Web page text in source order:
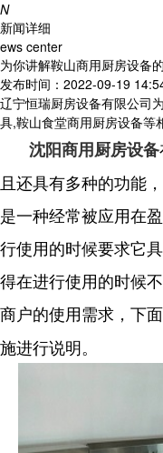
N
新闻详细
ews center
为你讲解鞍山商用厨房设备
发布时间：2022-09-19
辽宁恒瑞厨房设备有限公司
具,鞍山食堂商用厨房设备等
沈阳商用厨房设备
且还具有多种的功能
是一种经常被应用在
行使用的时候要求它
得在进行使用的时候
商户的使用需求，下
施进行说明。